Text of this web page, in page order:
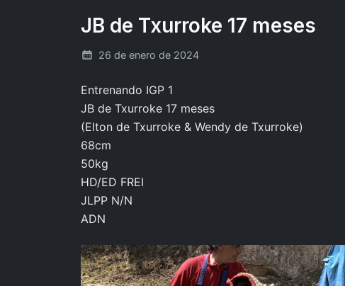
JB de Txurroke 17 meses
26 de enero de 2024
Entrenando IGP 1
JB de Txurroke 17 meses
(Elton de Txurroke & Wendy de Txurroke)
68cm
50kg
HD/ED FREI
JLPP N/N
ADN